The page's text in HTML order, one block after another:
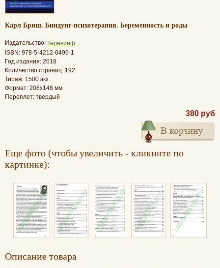
Карл Бриш. Биндунг-психотерапия. Беременность и роды
Издательство: Теревинф
ISBN: 978-5-4212-0496-1
Год издания: 2018
Количество страниц: 192
Тираж: 1500 экз.
Формат: 208x148 мм
Переплет: твердый
380 руб
Еще фото (чтобы увеличить - кликните по
картинке):
Oписание товара